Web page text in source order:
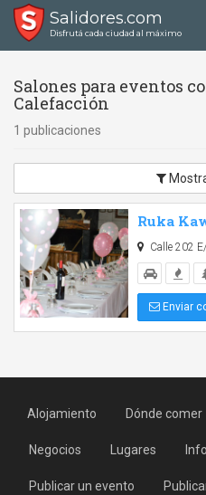
Salidores.com
Disfrutá cada ciudad al máximo
Salones para eventos
Calefacción
1 publicaciones
Ruka
Calle 202
Enviar
Alojamiento Dónde comer
Negocios Lugares
Publicar un evento